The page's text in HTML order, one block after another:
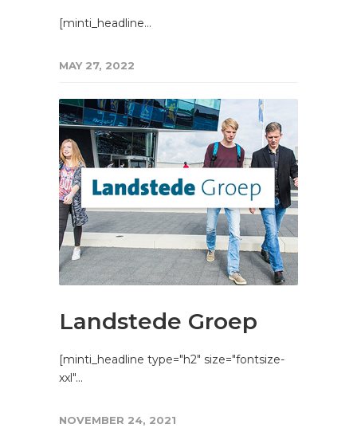
[minti_headline…
MAY 27, 2022
Landstede Groep
[minti_headline type="h2" size="fontsize-
xxl"…
NOVEMBER 24, 2021